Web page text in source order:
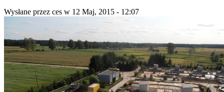
Wysłane przez ces w 12 Maj, 2015 - 12:07